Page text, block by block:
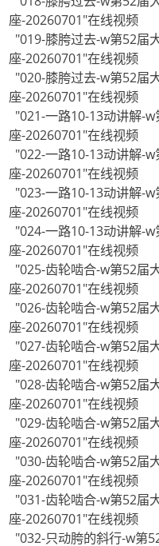
座-20260701"在线视频
"019-膝胯过去-w第52届
座-20260701"在线视频
"020-膝胯过去-w第52届
座-20260701"在线视频
"021-一路10-13动讲解-
座-20260701"在线视频
"022-一路10-13动讲解-
座-20260701"在线视频
"023-一路10-13动讲解-
座-20260701"在线视频
"024-一路10-13动讲解-
座-20260701"在线视频
"025-齿轮啮合-w第52届
座-20260701"在线视频
"026-齿轮啮合-w第52届
座-20260701"在线视频
"027-齿轮啮合-w第52届
座-20260701"在线视频
"028-齿轮啮合-w第52届
座-20260701"在线视频
"029-齿轮啮合-w第52届
座-20260701"在线视频
"030-齿轮啮合-w第52届
座-20260701"在线视频
"031-齿轮啮合-w第52届
座-20260701"在线视频
"032-只动胯的斜行-w第